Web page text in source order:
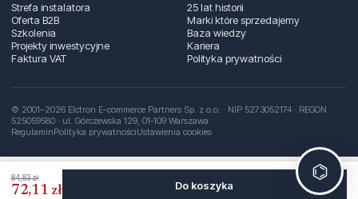
84,83 zł
72,11 zł Do koszyka
Strefa instalatora
Oferta B2B
Szkolenia
Projekty inwestycyjne
Faktura VAT
25 lat historii
Marki które sprzedajemy
Baza wiedzy
Kariera
Polityka prywatności
© 2001–2026 Elctron E-commerce Partners Sp. z o.o. · NIP 5273052174 · REGON
525059580 · ul. Górczewska 129, 01‑109 Warszawa
RegulaminPolityka prywatnościUstawienia cookies
⌬